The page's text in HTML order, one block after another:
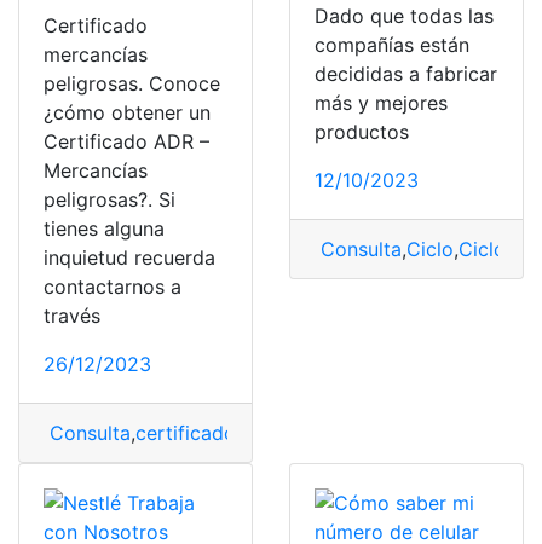
Certificado
mercancías
peligrosas. Conoce
¿cómo obtener un
Certificado ADR –
Mercancías
peligrosas?. Si
tienes alguna
inquietud recuerda
contactarnos a
través
26/12/2023
Consulta,certificado
Dado que todas las
compañías están
decididas a fabricar
más y mejores
productos
12/10/2023
Consulta,Ciclo,Ciclo